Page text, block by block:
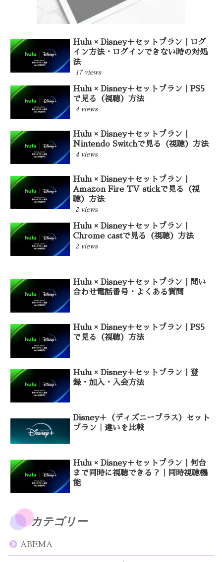
Hulu × Disney＋セットプラン｜ログ
イン方法・ログインできない時の対処
法
17 views
Hulu × Disney＋セットプラン｜PS5
で見る（視聴）方法
4 views
Hulu × Disney＋セットプラン｜
Nintendo Switchで見る（視聴）方法
4 views
Hulu × Disney＋セットプラン｜
Amazon Fire TV stickで見る（視
聴）方法
2 views
Hulu × Disney＋セットプラン｜
Chrome castで見る（視聴）方法
2 views
Hulu × Disney＋セットプラン｜問い
合わせ電話番号・よくある質問
Hulu × Disney＋セットプラン｜PS5
で見る（視聴）方法
Hulu × Disney＋セットプラン｜登
録・加入・入会方法
Disney＋（ディズニープラス）セット
プラン｜違いを比較
Hulu × Disney＋セットプラン｜何台
まで同時に視聴できる？｜同時視聴機
能
カテゴリー
ABEMA